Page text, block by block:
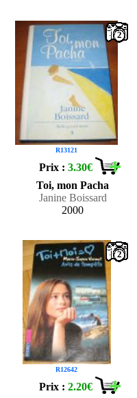
R13121
2
Prix :3.30€
Toi, mon Pacha
Janine Boissard
2000
R12642
2
Prix :2.20€